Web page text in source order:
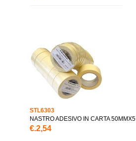
STL6303
NASTRO ADESIVO IN CARTA 50MMX5
€.2,54